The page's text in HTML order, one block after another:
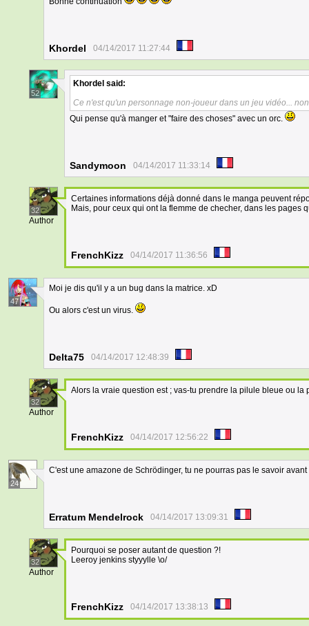
Khordel 04/14/2017 11:27:44
52
Khordel said:
Ce n'est qu'un personnage non-joueur dans un jeu vidéo...
Qui pense qu'à manger et "faire des choses" avec un orc.
Sandymoon 04/14/2017 11:33:14
32
Author
Certaines informations déjà donné dans le manga peuvent
Mais, pour ceux qui ont la flemme de checher, dans les
FrenchKizz 04/14/2017 11:36:56
47
Moi je dis qu'il y a un bug dans la matrice. xD
Ou alors c'est un virus.
Delta75 04/14/2017 12:48:39
32
Author
Alors la vraie question est ; vas-tu prendre la pilule bleue ou la
FrenchKizz 04/14/2017 12:56:22
24
C'est une amazone de Schrödinger, tu ne pourras pas le savoir
Erratum Mendelrock 04/14/2017 13:09:31
32
Author
Pourquoi se poser autant de question ?!
Leeroy jenkins styyylle \o/
FrenchKizz 04/14/2017 13:38:13